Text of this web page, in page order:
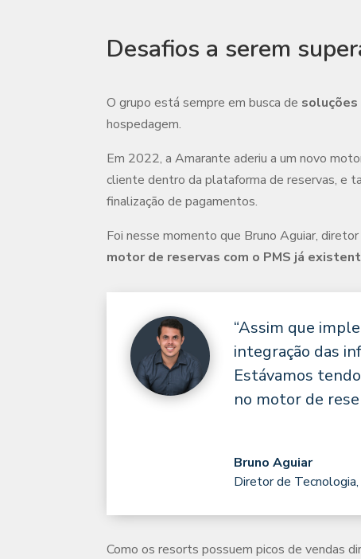
Desafios a serem
O grupo está sempre em busca de soluções
hospedagem.
Em 2022, a Amarante aderiu a um novo
cliente dentro da plataforma de reservas, e
finalização de pagamentos.
Foi nesse momento que Bruno Aguiar,
motor de reservas com o PMS já
“Assim que
integração das
Estávamos
no motor de
Bruno Aguiar
Diretor de Tecnologia,
Como os resorts possuem picos de vendas